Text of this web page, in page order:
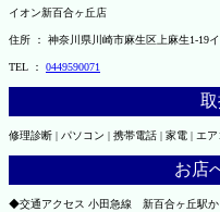
イオン新百合ヶ丘店
住所 ： 神奈川県川崎市麻生区上麻生1-19
TEL ： 0449590071
修理診断 | パソコン | 携帯電話 | 家電 | エア
お店
◆交通アクセス 小田急線 新百合ヶ丘駅か